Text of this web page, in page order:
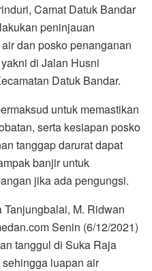
Camat Datuk Bandar
peninjauan
dan posko penanganan
di Jalan Husni
Datuk Bandar.
untuk memastikan
serta kesiapan posko
tanggap darurat dapat
banjir untuk
jika ada pengungsi.
M. Ridwan
Senin (6/12/2021)
tanggul di Suka Raja
luapan air